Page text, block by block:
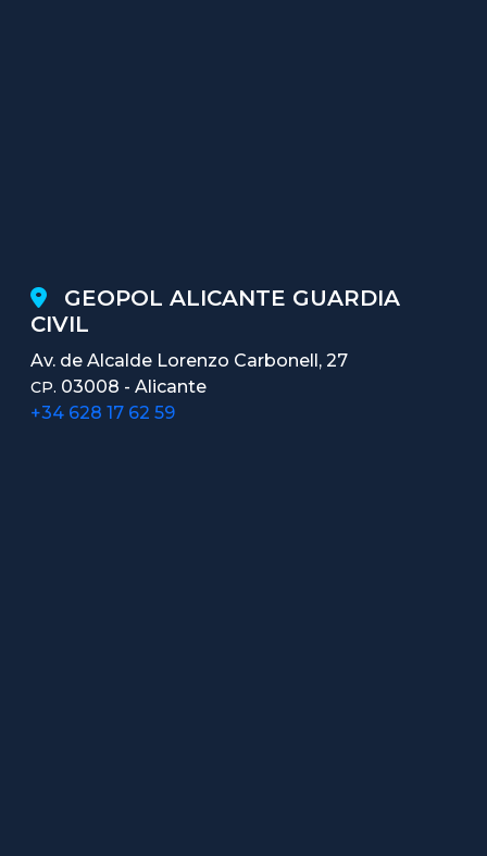
GEOPOL ALICANTE GUARDIA
CIVIL
Av. de Alcalde Lorenzo Carbonell, 27
CP. 03008 - Alicante
+34 628 17 62 59